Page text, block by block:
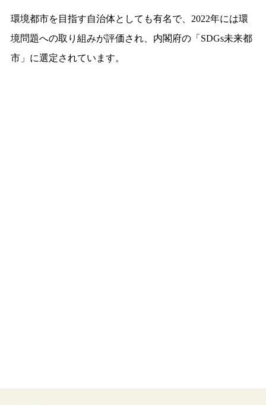
環境都市を目指す自治体としても有名で、2022年には環
境問題への取り組みが評価され、内閣府の「SDGs未来都
市」に選定されています。